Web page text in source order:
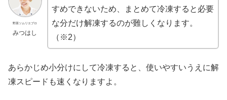
野菜ソムリエプロ
みつはし
すめできないため、まとめて冷凍すると必要
な分だけ解凍するのが難しくなります。
（※2）
あらかじめ小分けにして冷凍すると、使いやすいうえに解
凍スピードも速くなりますよ。